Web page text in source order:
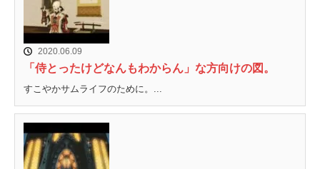
2020.06.09
「侍とったけどなんもわからん」な方向けの図。
すこやかサムライフのために。...